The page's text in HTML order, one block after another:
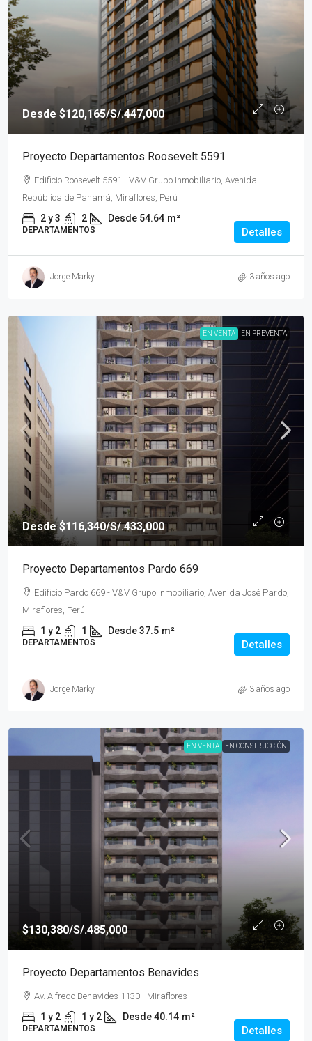
Desde $120,165/S/.447,000
Proyecto Departamentos Roosevelt 5591
Edificio Roosevelt 5591 - V&V Grupo Inmobiliario, Avenida
República de Panamá, Miraflores, Perú
2 y 3 2 Desde 54.64 m²
DEPARTAMENTOS Detalles
Jorge Marky 3 años ago
EN VENTA EN PREVENTA
Desde$116,340/S/.433,000
Proyecto Departamentos Pardo 669
Edificio Pardo 669 - V&V Grupo Inmobiliario, Avenida José Pardo,
Miraflores, Perú
1 y 2 1 Desde 37.5 m²
DEPARTAMENTOS Detalles
Jorge Marky 3 años ago
EN VENTA EN CONSTRUCCIÓN
$130,380/S/.485,000
Proyecto Departamentos Benavides
Av. Alfredo Benavides 1130 - Miraflores
1 y 2 1 y 2 Desde 40.14 m²
DEPARTAMENTOS Detalles